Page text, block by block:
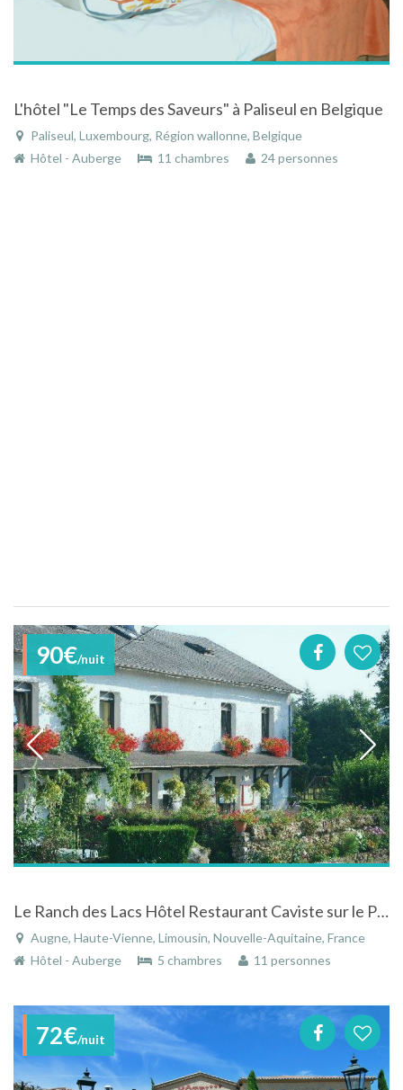
L'hôtel "Le Temps des Saveurs" à Paliseul en Belgique
Paliseul, Luxembourg, Région wallonne, Belgique
Hôtel - Auberge
11 chambres 24 personnes
90€/nuit
Le Ranch des Lacs Hôtel Restaurant Caviste sur le Parc Naturel Régional de Millevaches en Limousin
Augne, Haute-Vienne, Limousin, Nouvelle-Aquitaine, France
Hôtel - Auberge
5 chambres 11 personnes
72€/nuit